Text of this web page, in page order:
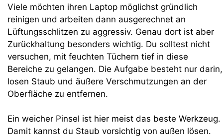
Viele möchten ihren Laptop möglichst gründlich
reinigen und arbeiten dann ausgerechnet an
Lüftungsschlitzen zu aggressiv. Genau dort ist aber
Zurückhaltung besonders wichtig. Du solltest nicht
versuchen, mit feuchten Tüchern tief in diese
Bereiche zu gelangen. Die Aufgabe besteht nur darin,
losen Staub und äußere Verschmutzungen an der
Oberfläche zu entfernen.
Ein weicher Pinsel ist hier meist das beste Werkzeug.
Damit kannst du Staub vorsichtig von außen lösen.